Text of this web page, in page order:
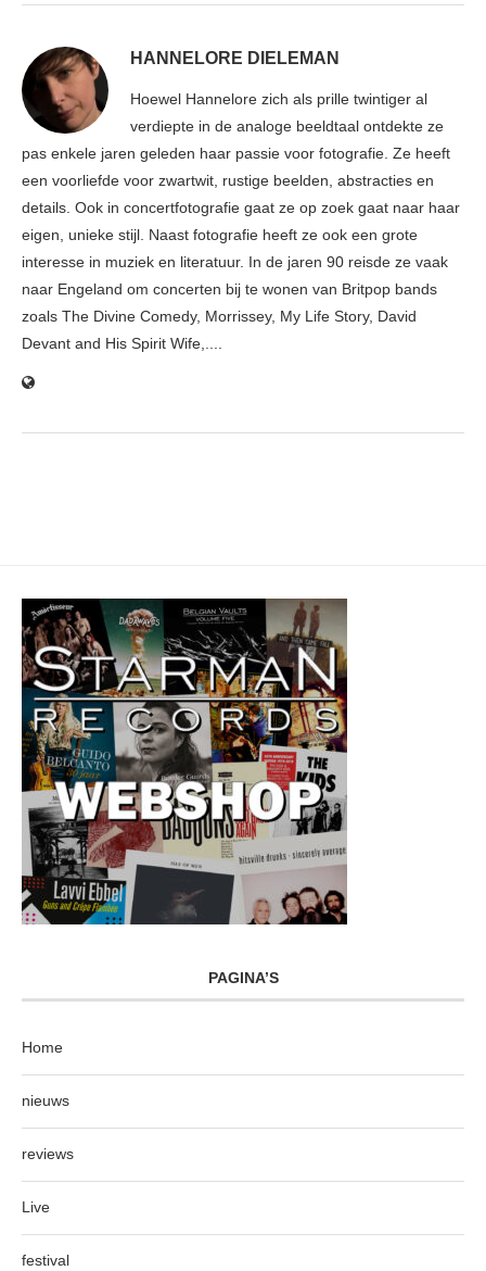
HANNELORE DIELEMAN
Hoewel Hannelore zich als prille twintiger al
verdiepte in de analoge beeldtaal ontdekte ze
pas enkele jaren geleden haar passie voor fotografie. Ze heeft
een voorliefde voor zwartwit, rustige beelden, abstracties en
details. Ook in concertfotografie gaat ze op zoek gaat naar haar
eigen, unieke stijl. Naast fotografie heeft ze ook een grote
interesse in muziek en literatuur. In de jaren 90 reisde ze vaak
naar Engeland om concerten bij te wonen van Britpop bands
zoals The Divine Comedy, Morrissey, My Life Story, David
Devant and His Spirit Wife,....
PAGINA’S
Home
nieuws
reviews
Live
festival